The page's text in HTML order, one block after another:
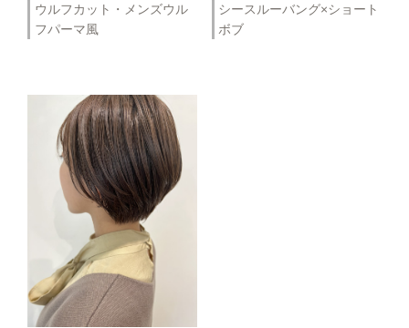
ウルフカット・メンズウル
フパーマ風
シースルーバング×ショート
ボブ